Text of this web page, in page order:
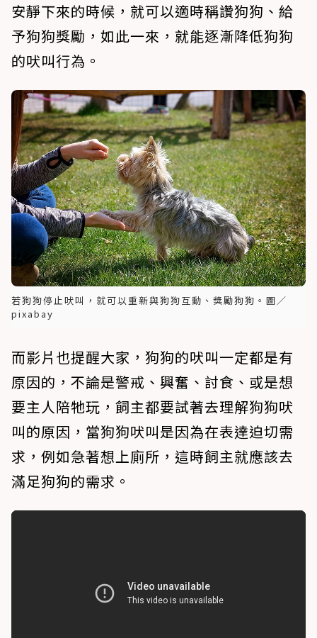
安靜下來的時候，就可以適時稱讚狗狗、給
予狗狗獎勵，如此一來，就能逐漸降低狗狗
的吠叫行為。
若狗狗停止吠叫，就可以重新與狗狗互動、獎勵狗狗。圖／
pixabay
而影片也提醒大家，狗狗的吠叫一定都是有
原因的，不論是警戒、興奮、討食、或是想
要主人陪牠玩，飼主都要試著去理解狗狗吠
叫的原因，當狗狗吠叫是因為在表達迫切需
求，例如急著想上廁所，這時飼主就應該去
滿足狗狗的需求。